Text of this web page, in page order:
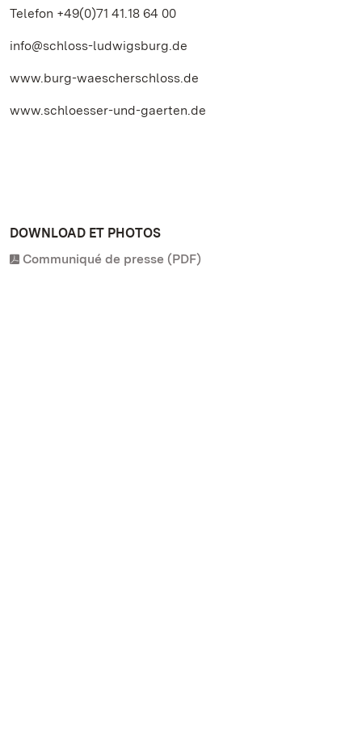
Telefon +49(0)71 41.18 64 00
info@schloss-ludwigsburg.de
www.burg-waescherschloss.de
www.schloesser-und-gaerten.de
DOWNLOAD ET PHOTOS
Communiqué de presse (PDF)